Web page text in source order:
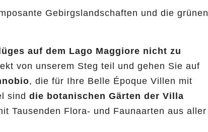
Gebirgslandschaften und die grünen
auf dem Lago Maggiore nicht zu
von unserem Steg teil und gehen Sie auf
, die für Ihre Belle Époque Villen mit
sind die botanischen Gärten der Villa
Tausenden Flora- und Faunaarten aus aller